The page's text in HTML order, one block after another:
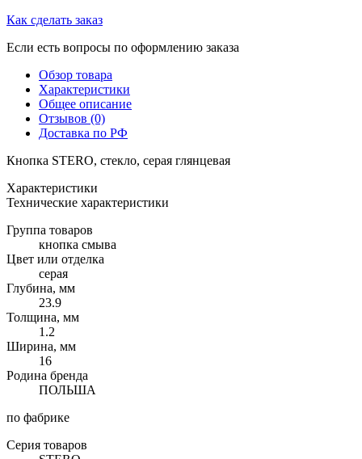
Как сделать заказ
Если есть вопросы по оформлению заказа
Обзор товара
Характеристики
Общее описание
Отзывов (0)
Доставка по РФ
Кнопка STERO, стекло, серая глянцевая
Характеристики
Технические характеристики
Группа товаров
кнопка смыва
Цвет или отделка
серая
Глубина, мм
23.9
Толщина, мм
1.2
Ширина, мм
16
Родина бренда
ПОЛЬША
по фабрике
Серия товаров